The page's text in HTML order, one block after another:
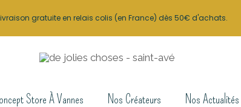
Store À Vannes Nos Créateurs Nos Actualités
gratuite en relais colis (en France) dès 50€ d'achats.